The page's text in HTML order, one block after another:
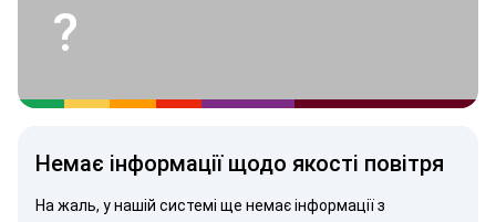
?
Немає інформації щодо якості повітря
На жаль, у нашій системі ще немає інформації з